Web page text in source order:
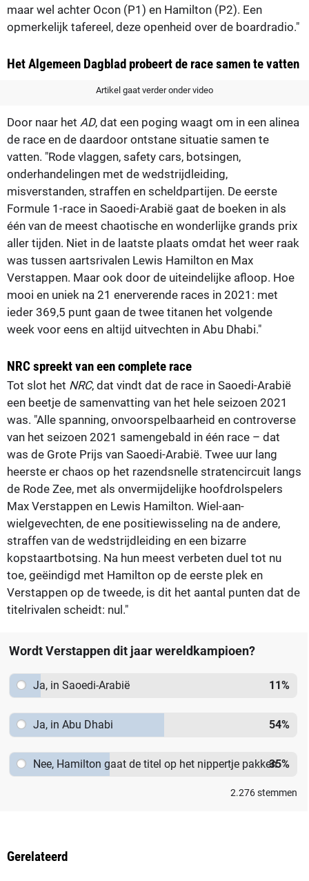
maar wel achter Ocon (P1) en Hamilton (P2). Een
opmerkelijk tafereel, deze openheid over de boardradio."
Het Algemeen Dagblad probeert de race samen te vatten
Artikel gaat verder onder video
Door naar het AD, dat een poging waagt om in een alinea
de race en de daardoor ontstane situatie samen te
vatten. "Rode vlaggen, safety cars, botsingen,
onderhandelingen met de wedstrijdleiding,
misverstanden, straffen en scheldpartijen. De eerste
Formule 1-race in Saoedi-Arabië gaat de boeken in als
één van de meest chaotische en wonderlijke grands prix
aller tijden. Niet in de laatste plaats omdat het weer raak
was tussen aartsrivalen Lewis Hamilton en Max
Verstappen. Maar ook door de uiteindelijke afloop. Hoe
mooi en uniek na 21 enerverende races in 2021: met
ieder 369,5 punt gaan de twee titanen het volgende
week voor eens en altijd uitvechten in Abu Dhabi."
NRC spreekt van een complete race
Tot slot het NRC, dat vindt dat de race in Saoedi-Arabië
een beetje de samenvatting van het hele seizoen 2021
was. "Alle spanning, onvoorspelbaarheid en controverse
van het seizoen 2021 samengebald in één race – dat
was de Grote Prijs van Saoedi-Arabië. Twee uur lang
heerste er chaos op het razendsnelle stratencircuit langs
de Rode Zee, met als onvermijdelijke hoofdrolspelers
Max Verstappen en Lewis Hamilton. Wiel-aan-
wielgevechten, de ene positiewisseling na de andere,
straffen van de wedstrijdleiding en een bizarre
kopstaartbotsing. Na hun meest verbeten duel tot nu
toe, geëindigd met Hamilton op de eerste plek en
Verstappen op de tweede, is dit het aantal punten dat de
titelrivalen scheidt: nul."
Wordt Verstappen dit jaar wereldkampioen?
Ja, in Saoedi-Arabië 11%
Ja, in Abu Dhabi 54%
Nee, Hamilton gaat de titel op het nippertje pakken
35%
2.276stemmen
Gerelateerd